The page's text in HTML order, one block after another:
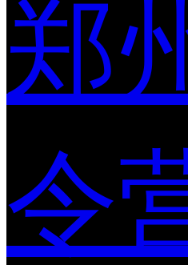
郑
令